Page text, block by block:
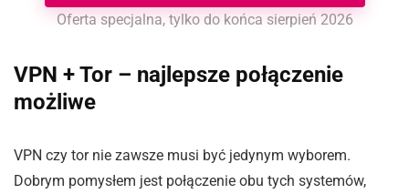
Oferta specjalna, tylko do końca sierpień 2026
VPN + Tor – najlepsze połączenie
możliwe
VPN czy tor nie zawsze musi być jedynym wyborem.
Dobrym pomysłem jest połączenie obu tych systemów,